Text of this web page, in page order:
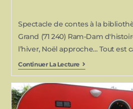
Spectacle de contes à la
Grand (71 240) Ram-Dam
l’hiver, Noël approche… Tout est
Continuer La Lecture